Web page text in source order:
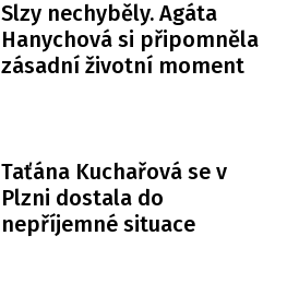
Slzy nechyběly. Agáta
Hanychová si připomněla
zásadní životní moment
Taťána Kuchařová se v
Plzni dostala do
nepříjemné situace